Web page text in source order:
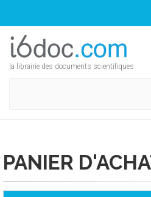
la librairie des documents scientifiques
PANIER